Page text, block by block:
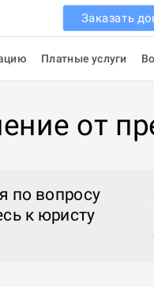
Заказать
Платные услуги
от
по вопросу
к юристу